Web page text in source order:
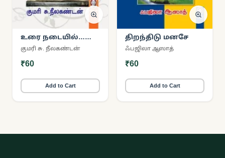
உரை நடையில்…
கவி நடையில்…
குமரி சு. நீலகண்டன்
₹60
Add to Cart
திறந்திடு மனசே
ஃபஜிலா ஆஸாத்
₹60
Add to Cart